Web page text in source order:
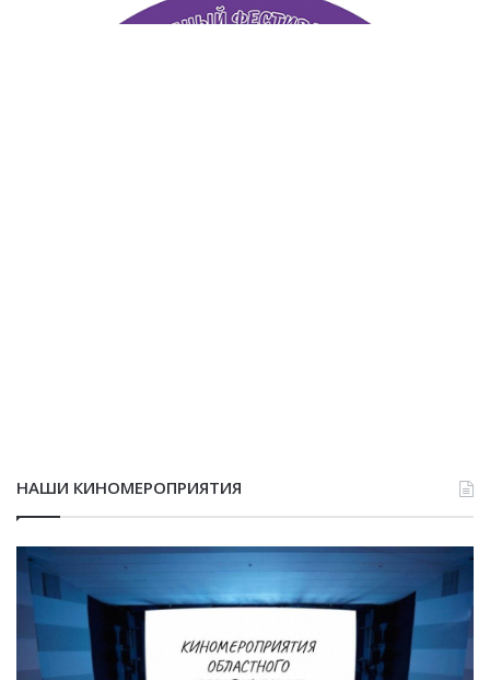
НАШИ КИНОМЕРОПРИЯТИЯ